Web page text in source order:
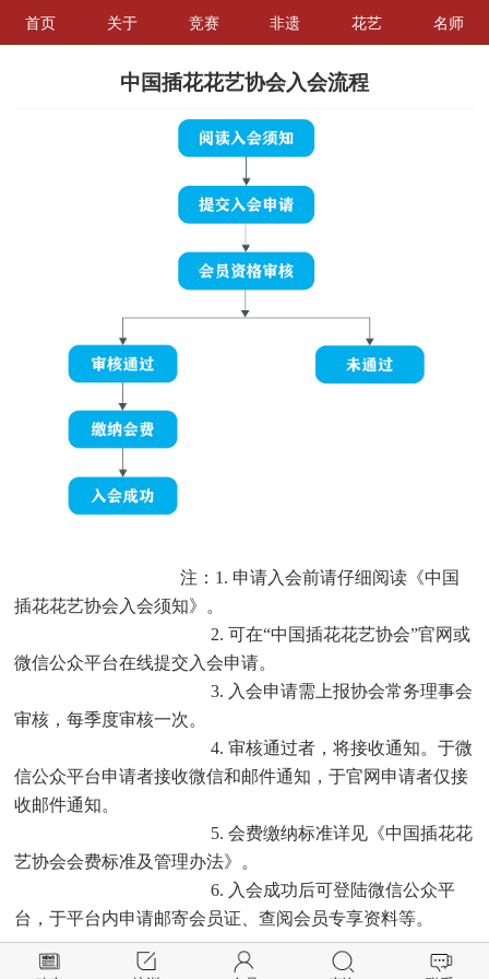
首页 关于 竞赛 非遗 花艺 名师
中国插花花艺协会入会流程
注：1. 申请入会前请仔细阅读《中国
插花花艺协会入会须知》。
2. 可在“中国插花花艺协会”官网或
微信公众平台在线提交入会申请。
3. 入会申请需上报协会常务理事会
审核，每季度审核一次。
4. 审核通过者，将接收通知。于微
信公众平台申请者接收微信和邮件通知，于官网申请者仅接
收邮件通知。
5. 会费缴纳标准详见《中国插花花
艺协会会费标准及管理办法》。
6. 入会成功后可登陆微信公众平
台，于平台内申请邮寄会员证、查阅会员专享资料等。